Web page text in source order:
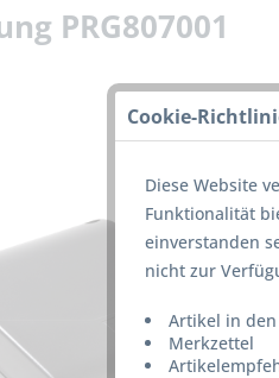
PRG807001
Cookie-
Diese Website
Funktionalität
einverstanden
nicht zur
Artikel in
Merkzettel